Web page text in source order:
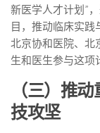
新医学人才计划”
目，推动临床实
北京协和医院、北
生和医生参与这项
（三）推
技攻坚